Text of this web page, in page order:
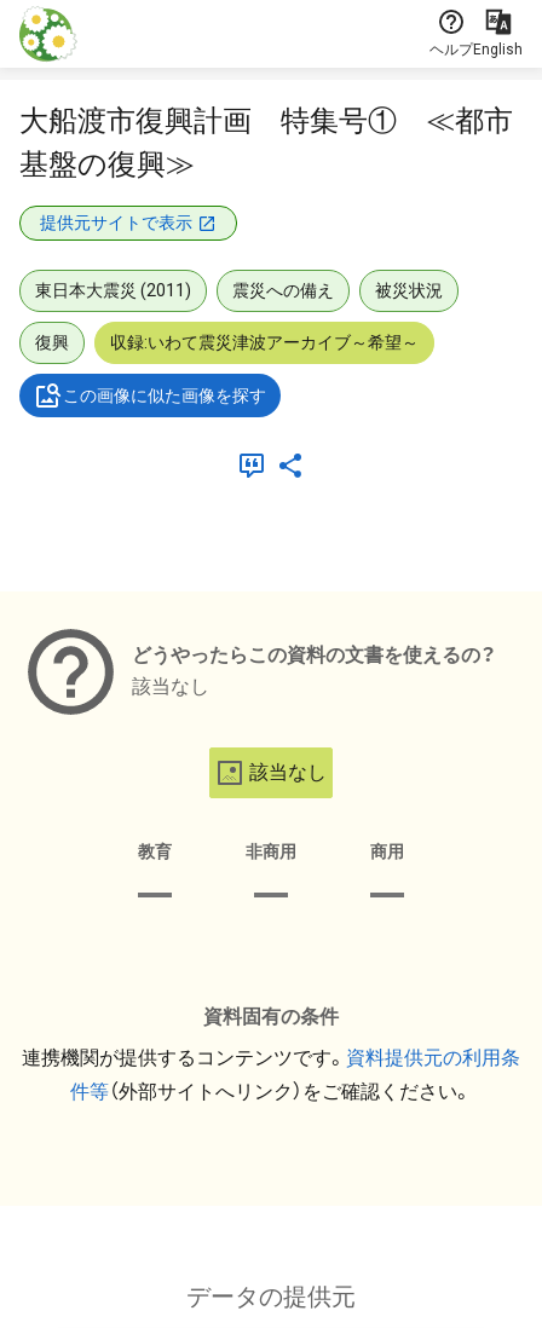
本文に飛ぶ
ヘルプEnglish
大船渡市復興計画 特集号① ≪都市
基盤の復興≫
提供元サイトで表示
東日本大震災 (2011) 震災への備え 被災状況
復興 収録:いわて震災津波アーカイブ～希望～
この画像に似た画像を探す
どうやったらこの資料の文書を使えるの？
該当なし
該当なし
教育 非商用 商用
資料固有の条件
連携機関が提供するコンテンツです。 資料提供元の利用条
件等（外部サイトへリンク）をご確認ください。
データの提供元